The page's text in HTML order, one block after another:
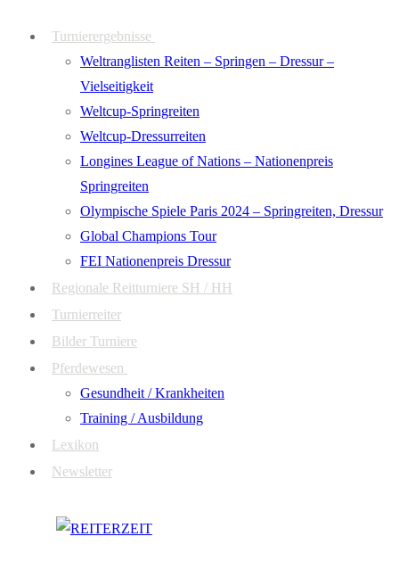
Turnierergebnisse
Weltranglisten Reiten – Springen – Dressur –
Vielseitigkeit
Weltcup-Springreiten
Weltcup-Dressurreiten
Longines League of Nations – Nationenpreis
Springreiten
Olympische Spiele Paris 2024 – Springreiten, Dressur
Global Champions Tour
FEI Nationenpreis Dressur
Regionale Reitturniere SH / HH
Turnierreiter
Bilder Turniere
Pferdewesen
Gesundheit / Krankheiten
Training / Ausbildung
Lexikon
Newsletter